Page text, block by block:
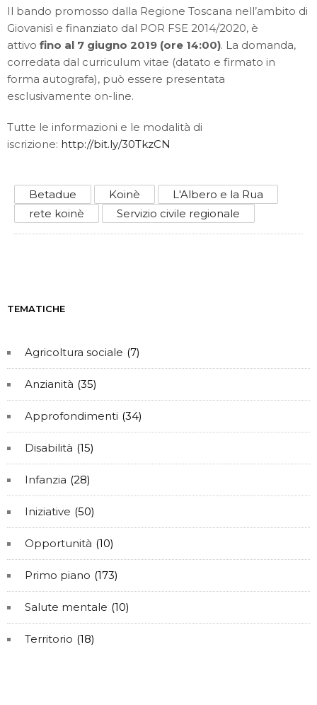
Il bando promosso dalla Regione Toscana nell’ambito di
Giovanisì e finanziato dal POR FSE 2014/2020, è
attivo fino al 7 giugno 2019 (ore 14:00). La domanda,
corredata dal curriculum vitae (datato e firmato in
forma autografa), può essere presentata
esclusivamente on-line.
Tutte le informazioni e le modalità di
iscrizione: http://bit.ly/30TkzCN
Betadue Koinè
L'Albero e la Rua
rete koinè
Servizio civile regionale
TEMATICHE
Agricoltura sociale (7)
Anzianità (35)
Approfondimenti (34)
Disabilità (15)
Infanzia (28)
Iniziative (50)
Opportunità (10)
Primo piano (173)
Salute mentale (10)
Territorio (18)